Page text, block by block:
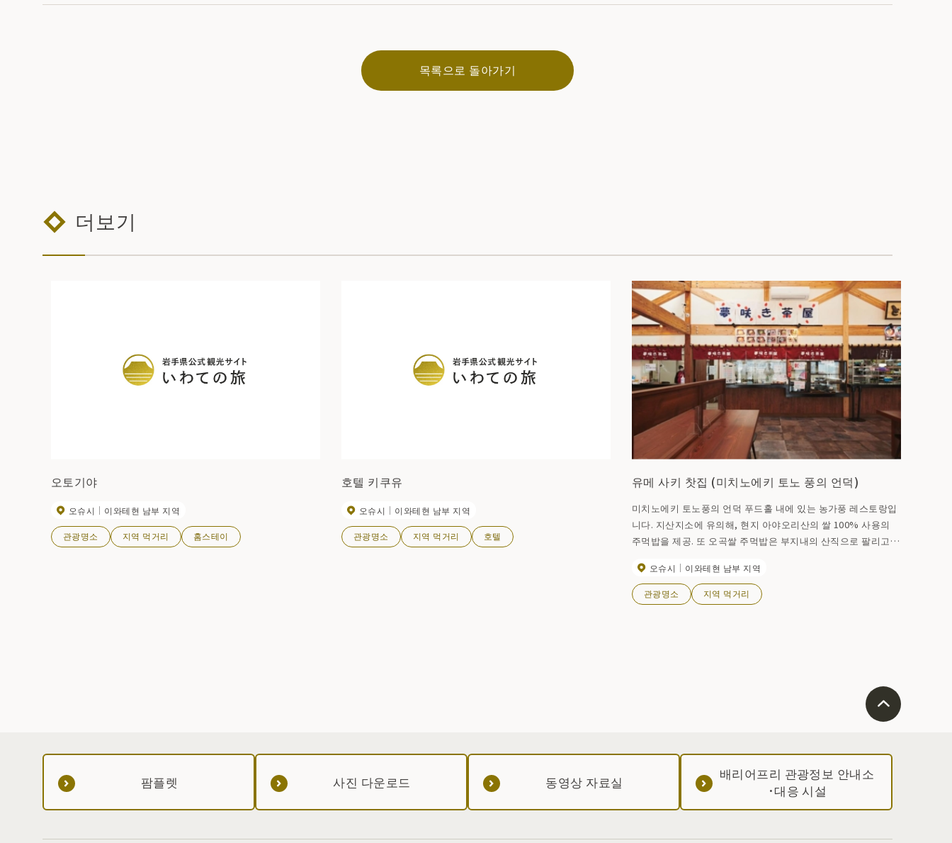
목록으로 돌아가기
더보기
오토기야
오슈시 이와테현 남부 지역
관광명소 지역 먹거리 홈스테이
호텔 키쿠유
오슈시 이와테현 남부 지역
관광명소 지역 먹거리 호텔
유메 사키 찻집 (미치노에키 토노 풍의 언덕)
미치노에키 토노풍의 언덕 푸드홀 내에 있는 농가풍 레스토랑입
니다. 지산지소에 유의해, 현지 아야오리산의 쌀 100% 사용의
주먹밥을 제공. 또 오곡쌀 주먹밥은 부지내의 산직으로 팔리고
가루를 넣어 구운 「카네나리」등 그리운 맛도 즐길 수 있습니다.
오슈시 이와테현 남부 지역
관광명소 지역 먹거리
팜플렛 사진 다운로드 동영상 자료실
배리어프리 관광정보 안내소
·대응 시설